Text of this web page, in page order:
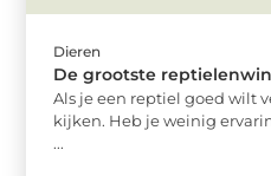
Dieren
De grootste
Als je een reptiel goed wilt
kijken. Heb je weinig
...